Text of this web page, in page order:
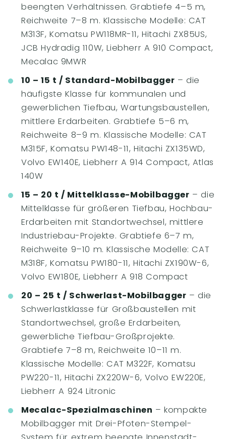
beengten Verhältnissen. Grabtiefe 4–5 m,
Reichweite 7–8 m. Klassische Modelle: CAT
M313F, Komatsu PW118MR-11, Hitachi ZX85US,
JCB Hydradig 110W, Liebherr A 910 Compact,
Mecalac 9MWR
10 – 15 t / Standard-Mobilbagger – die
häufigste Klasse für kommunalen und
gewerblichen Tiefbau, Wartungsbaustellen,
mittlere Erdarbeiten. Grabtiefe 5–6 m,
Reichweite 8–9 m. Klassische Modelle: CAT
M315F, Komatsu PW148-11, Hitachi ZX135WD,
Volvo EW140E, Liebherr A 914 Compact, Atlas
140W
15 – 20 t / Mittelklasse-Mobilbagger – die
Mittelklasse für größeren Tiefbau, Hochbau-
Erdarbeiten mit Standortwechsel, mittlere
Industriebau-Projekte. Grabtiefe 6–7 m,
Reichweite 9–10 m. Klassische Modelle: CAT
M318F, Komatsu PW180-11, Hitachi ZX190W-6,
Volvo EW180E, Liebherr A 918 Compact
20 – 25 t / Schwerlast-Mobilbagger – die
Schwerlastklasse für Großbaustellen mit
Standortwechsel, große Erdarbeiten,
gewerbliche Tiefbau-Großprojekte.
Grabtiefe 7–8 m, Reichweite 10–11 m.
Klassische Modelle: CAT M322F, Komatsu
PW220-11, Hitachi ZX220W-6, Volvo EW220E,
Liebherr A 924 Litronic
Mecalac-Spezialmaschinen – kompakte
Mobilbagger mit Drei-Pfoten-Stempel-